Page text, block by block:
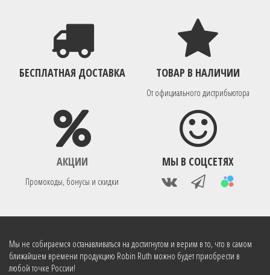
БЕСПЛАТНАЯ ДОСТАВКА ТОВАР В НАЛИЧИИ
От официального дистрибьютора
АКЦИИ
Промокоды, бонусы и скидки
МЫ В СОЦСЕТЯХ
Мы не собираемся останавливаться на достигнутом и верим в то, что в самом
ближайшем времени продукцию Robin Ruth можно будет приобрести в
любой точке России!